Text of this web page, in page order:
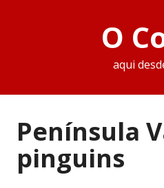
O
aqui
Península
pinguins